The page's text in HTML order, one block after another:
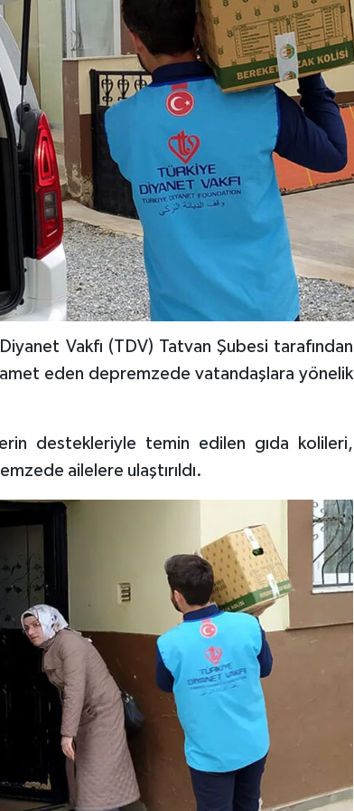
Vakfı (TDV) Tatvan Şubesi tarafından
eden depremzede vatandaşlara yönelik
destekleriyle temin edilen gıda kolileri,
ailelere ulaştırıldı.